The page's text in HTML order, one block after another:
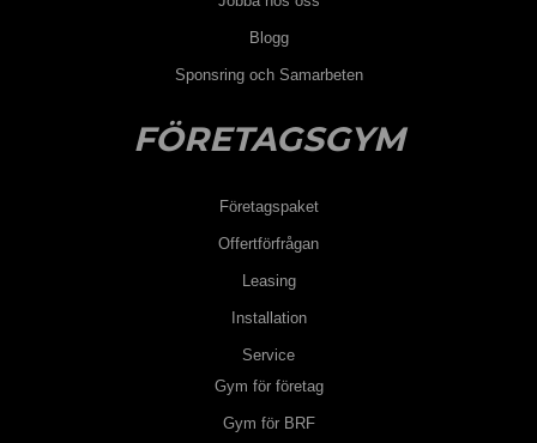
Blogg
Sponsring och Samarbeten
FÖRETAGSGYM
Företagspaket
Offertförfrågan
Leasing
Installation
Service
Gym för företag
Gym för BRF